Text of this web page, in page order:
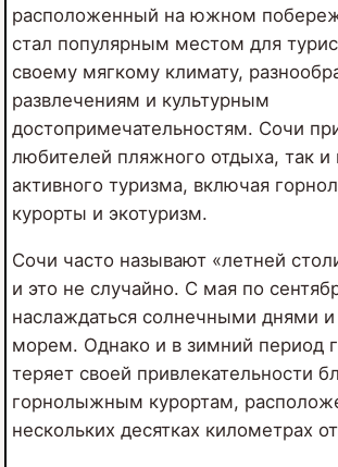
расположенный на южном
стал популярным местом для
своему мягкому климату,
развлечениям и культурным
достопримечательностям. Сочи
любителей пляжного отдыха, так и
активного туризма, включая
курорты и экотуризм.
Сочи часто называют «летней
и это не случайно. С мая по
наслаждаться солнечными днями
морем. Однако и в зимний период
теряет своей привлекательности
горнолыжным курортам,
нескольких десятках километрах